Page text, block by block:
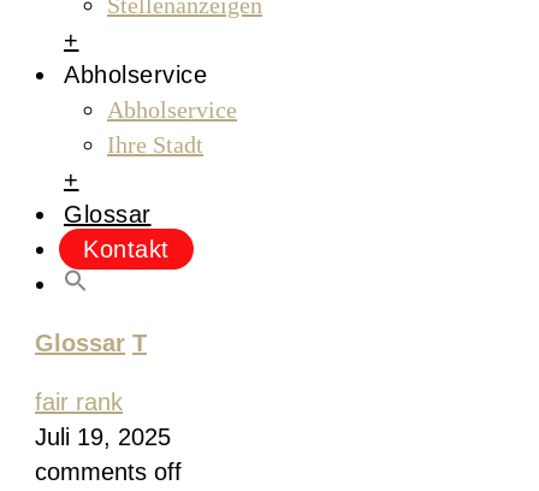
+
Abholservice
Abholservice
Ihre Stadt
+
Glossar
Kontakt
Glossar T
fair rank
Juli 19, 2025
comments off